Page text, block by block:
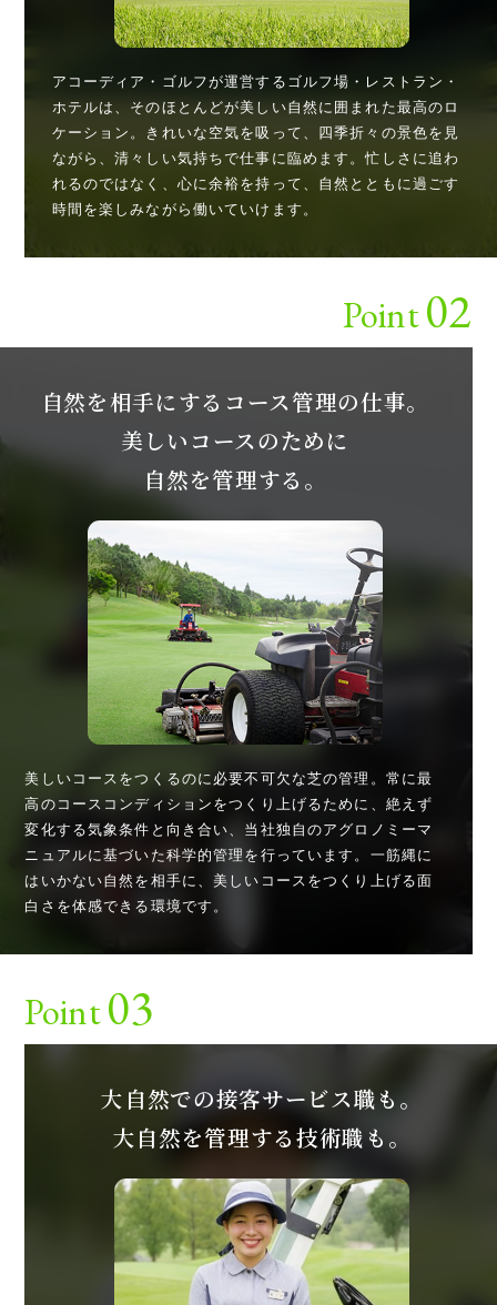
アコーディア・ゴルフが運営するゴルフ場・レストラン・
ホテルは、そのほとんどが美しい自然に囲まれた最高のロ
ケーション。きれいな空気を吸って、四季折々の景色を見
ながら、清々しい気持ちで仕事に臨めます。忙しさに追わ
れるのではなく、心に余裕を持って、自然とともに過ごす
時間を楽しみながら働いていけます。
Point02
自然を相手にするコース管理の仕事。
美しいコースのために
自然を管理する。
美しいコースをつくるのに必要不可欠な芝の管理。常に最
高のコースコンディションをつくり上げるために、絶えず
変化する気象条件と向き合い、当社独自のアグロノミーマ
ニュアルに基づいた科学的管理を行っています。一筋縄に
はいかない自然を相手に、美しいコースをつくり上げる面
白さを体感できる環境です。
Point03
大自然での接客サービス職も。
大自然を管理する技術職も。